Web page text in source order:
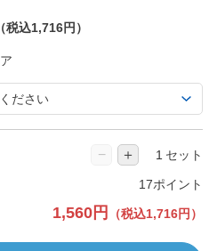
（税込1,716円）
− ＋ セット
17ポイント
1,560円 （税込1,716円）